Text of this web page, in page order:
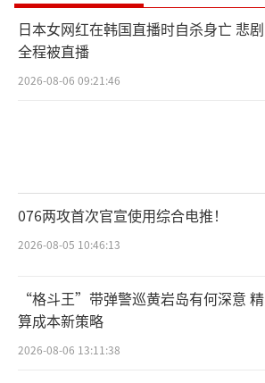
日本女网红在韩国直播时自杀身亡 悲剧
全程被直播
2026-08-06 09:21:46
076两攻首次官宣使用综合电推！
2026-08-05 10:46:13
“格斗王”带弹警巡黄岩岛有何深意 精
算成本新策略
2026-08-06 13:11:38